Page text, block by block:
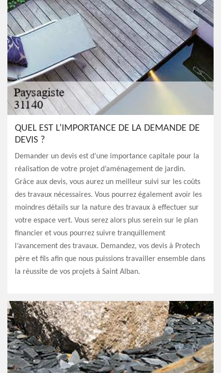
QUEL EST L’IMPORTANCE DE LA DEMANDE DE
DEVIS ?
Demander un devis est d’une importance capitale pour la
réalisation de votre projet d’aménagement de jardin.
Grâce aux devis, vous aurez un meilleur suivi sur les coûts
des travaux nécessaires. Vous pourrez également avoir les
moindres détails sur la nature des travaux à effectuer sur
votre espace vert. Vous serez alors plus serein sur le plan
financier et vous pourrez suivre tranquillement
l’avancement des travaux. Demandez, vos devis à Protech
père et fils afin que nous puissions travailler ensemble dans
la réussite de vos projets à Saint Alban.